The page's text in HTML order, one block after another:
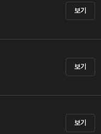
보기
보기
보기